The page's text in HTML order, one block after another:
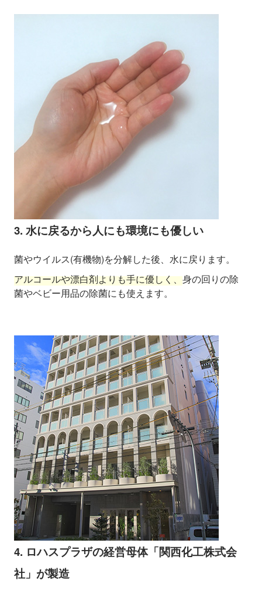
3. 水に戻るから人にも環境にも優しい
菌やウイルス(有機物)を分解した後、水に戻ります。
アルコールや漂白剤よりも手に優しく、身の回りの除
菌やベビー用品の除菌にも使えます。
4. ロハスプラザの経営母体「関西化工株式会
社」が製造